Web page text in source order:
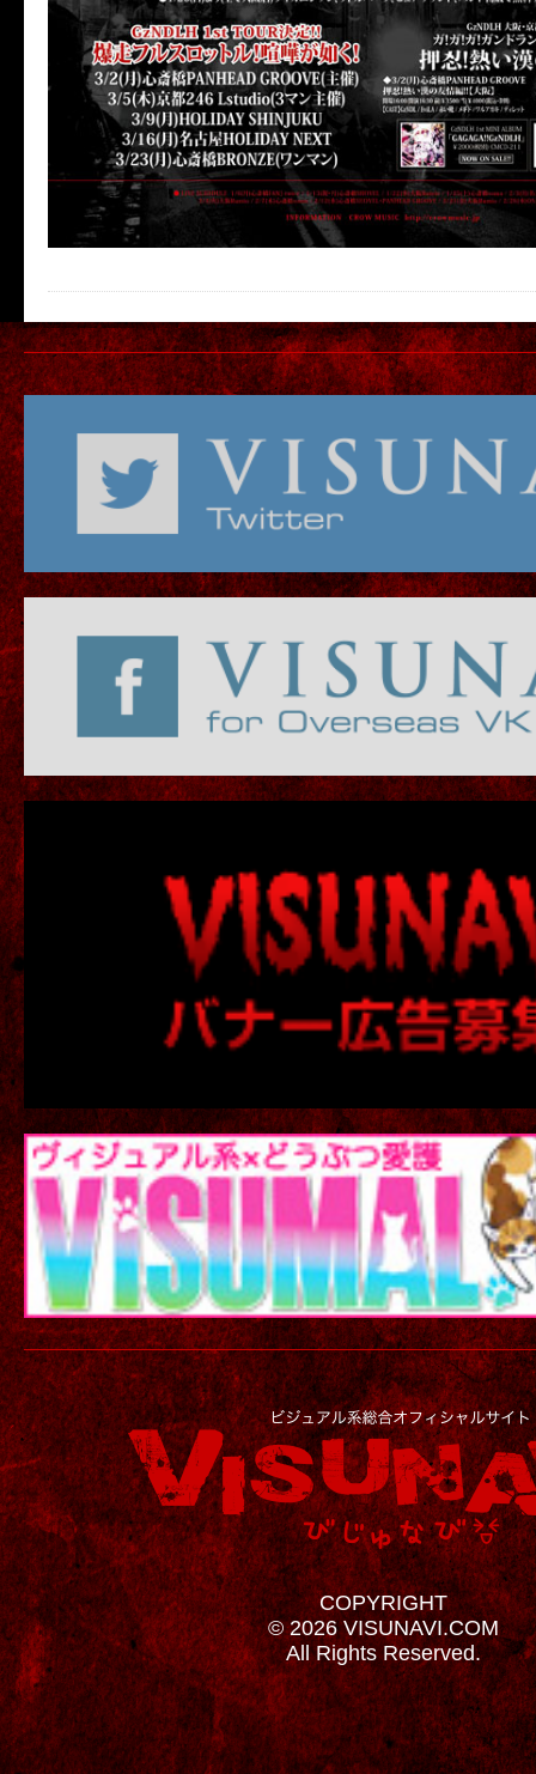
COPYRIGHT
© 2026 VISUNAVI.COM
All Rights Reserved.